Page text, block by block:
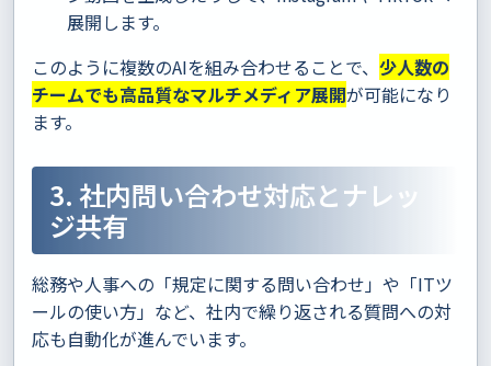
展開します。
このように複数のAIを組み合わせることで、 少人数の
チームでも高品質なマルチメディア展開が可能になり
ます。
3. 社内問い合わせ対応とナレッ
ジ共有
総務や人事への「規定に関する問い合わせ」や「ITツ
ールの使い方」など、社内で繰り返される質問への対
応も自動化が進んでいます。